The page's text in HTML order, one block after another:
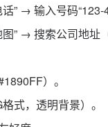
” → 输入号码“123-
” → 搜索公司地址
）。
式，透明背景）。